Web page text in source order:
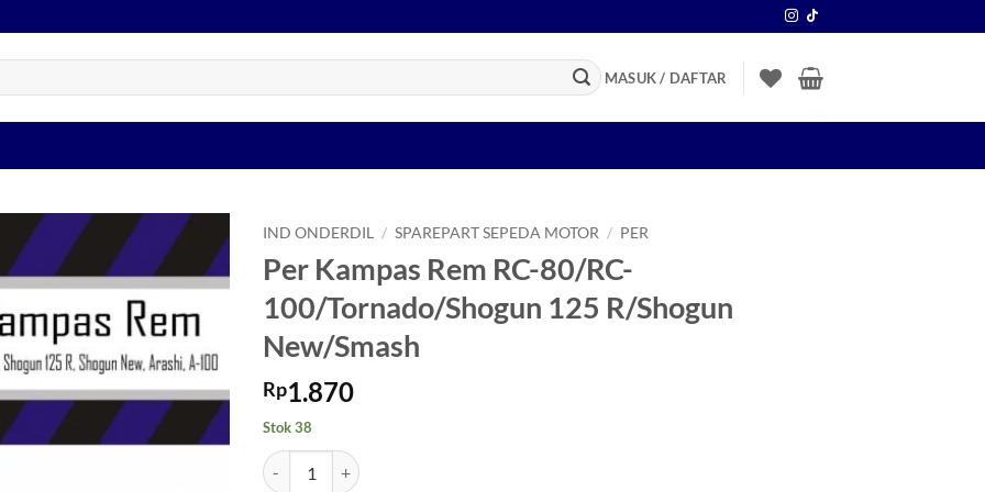
MASUK / DAFTAR
Tambahkan
ke Wishlist
IND ONDERDIL / SPAREPART SEPEDA MOTOR / PER
Per Kampas Rem RC-80/RC-
100/Tornado/Shogun 125 R/Shogun
New/Smash
Rp1.870
Stok 38
Kuantitas Per Kampas Rem RC-80/RC-100/Tornado/Shogun 125 R/Shogun New/Smash